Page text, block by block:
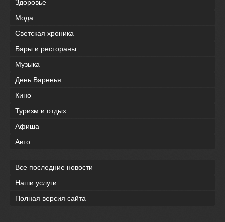
Здоровье
Мода
Светская хроника
Бары и рестораны
Музыка
День Варенья
Кино
Туризм и отдых
Афиша
Авто
Все последние новости
Наши услуги
Полная версия сайта